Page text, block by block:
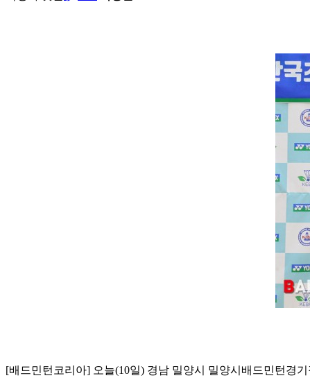
[배드민턴코리아] 오늘(10일) 경남 밀양시 밀양시배드민턴경